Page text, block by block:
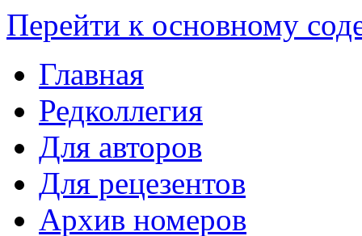
Перейти к основному
Главная
Редколлегия
Для авторов
Для рецезентов
Архив номеров